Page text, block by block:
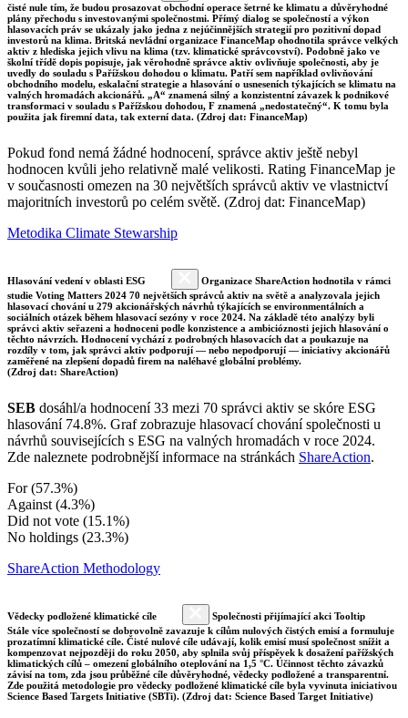
čisté nule tím, že budou prosazovat obchodní operace šetrné ke klimatu a důvěryhodné
plány přechodu s investovanými společnostmi. Přímý dialog se společností a výkon
hlasovacích práv se ukázaly jako jedna z nejúčinnějších strategií pro pozitivní dopad
investorů na klima. Britská nevládní organizace FinanceMap ohodnotila správce velkých
aktiv z hlediska jejich vlivu na klima (tzv. klimatické správcovství). Podobně jako ve
školní třídě dopis popisuje, jak věrohodně správce aktiv ovlivňuje společnosti, aby je
uvedly do souladu s Pařížskou dohodou o klimatu. Patří sem například ovlivňování
obchodního modelu, eskalační strategie a hlasování o usneseních týkajících se klimatu na
valných hromadách akcionářů. „A“ znamená silný a konzistentní závazek k podnikové
transformaci v souladu s Pařížskou dohodou, F znamená „nedostatečný“. K tomu byla
použita jak firemní data, tak externí data. (Zdroj dat: FinanceMap)
Pokud fond nemá žádné hodnocení, správce aktiv ještě nebyl
hodnocen kvůli jeho relativně malé velikosti. Rating FinanceMap je
v současnosti omezen na 30 největších správců aktiv ve vlastnictví
majoritních investorů po celém světě. (Zdroj dat: FinanceMap)
Metodika Climate Stewarship
Hlasování vedení v oblasti ESG
Organizace ShareAction hodnotila v rámci
studie Voting Matters 2024 70 největších správců aktiv na světě a analyzovala jejich
hlasovací chování u 279 akcionářských návrhů týkajících se environmentálních a
sociálních otázek během hlasovací sezóny v roce 2024. Na základě této analýzy byli
správci aktiv seřazeni a hodnoceni podle konzistence a ambicióznosti jejich hlasování o
těchto návrzích. Hodnocení vychází z podrobných hlasovacích dat a poukazuje na
rozdíly v tom, jak správci aktiv podporují — nebo nepodporují — iniciativy akcionářů
zaměřené na zlepšení dopadů firem na naléhavé globální problémy.
(Zdroj dat: ShareAction)
SEB dosáhl/a hodnocení 33 mezi 70 správci aktiv se skóre ESG
hlasování 74.8%. Graf zobrazuje hlasovací chování společnosti u
návrhů souvisejících s ESG na valných hromadách v roce 2024.
Zde naleznete podrobnější informace na stránkách ShareAction.
For (57.3%)
Against (4.3%)
Did not vote (15.1%)
No holdings (23.3%)
ShareAction Methodology
Vědecky podložené klimatické cíle
Společnosti přijímající akci Tooltip
Stále více společností se dobrovolně zavazuje k cílům nulových čistých emisí a formuluje
prozatímní klimatické cíle. Čisté nulové cíle udávají, kolik emisí musí společnost snížit a
kompenzovat nejpozději do roku 2050, aby splnila svůj příspěvek k dosažení pařížských
klimatických cílů – omezení globálního oteplování na 1,5 °C. Účinnost těchto závazků
závisí na tom, zda jsou průběžné cíle důvěryhodné, vědecky podložené a transparentní.
Zde použitá metodologie pro vědecky podložené klimatické cíle byla vyvinuta iniciativou
Science Based Targets Initiative (SBTi). (Zdroj dat: Science Based Target Initiative)